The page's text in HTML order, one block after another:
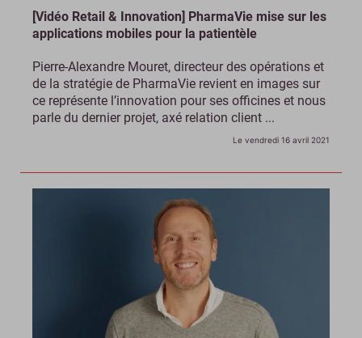
[Vidéo Retail & Innovation] PharmaVie mise sur les
applications mobiles pour la patientèle
Pierre-Alexandre Mouret, directeur des opérations et
de la stratégie de PharmaVie revient en images sur
ce représente l’innovation pour ses officines et nous
parle du dernier projet, axé relation client ...
Le vendredi 16 avril 2021